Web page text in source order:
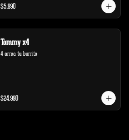
$5.990
Tommy x4
4 arma tu burrito
$24.990